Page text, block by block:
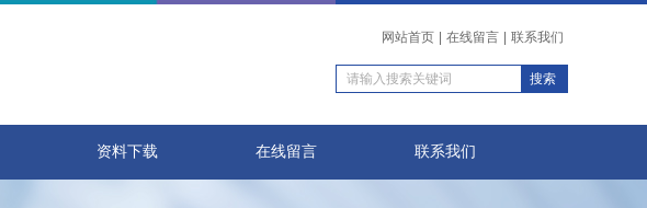
网站首页 在线留言 联系我们
资料下载 在线留言 联系我们